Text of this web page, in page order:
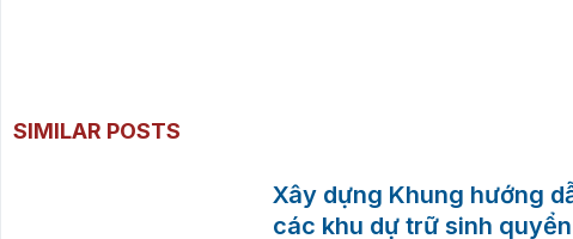
SIMILAR POSTS
Xây dựng Khung hướng
các khu dự trữ sinh